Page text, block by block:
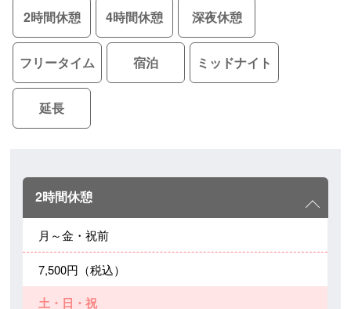
2時間休憩 4時間休憩 深夜休憩
フリータイム 宿泊 ミッドナイト
延長
2時間休憩
月～金・祝前
7,500円（税込）
土・日・祝